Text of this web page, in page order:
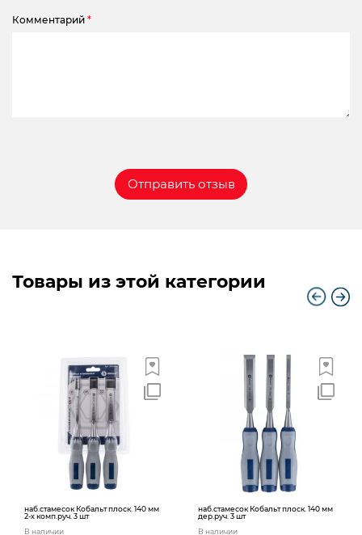
Комментарий *
Товары из этой категории
наб.стамесок Кобальт плоск. 140 мм
2-х комп.руч. 3 шт
В наличии
наб.стамесок Кобальт плоск. 140 мм
дер.руч. 3 шт
В наличии